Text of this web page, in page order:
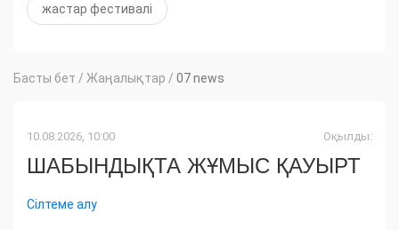
жастар фестивалі
Басты бет / Жаңалықтар / 07 news
10.08.2026, 10:00 Оқылды:
ШАБЫНДЫҚТА ЖҰМЫС ҚАУЫРТ
Сілтеме алу